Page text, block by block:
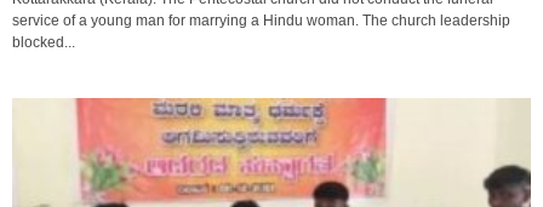
service of a young man for marrying a Hindu woman. The church leadership
blocked...